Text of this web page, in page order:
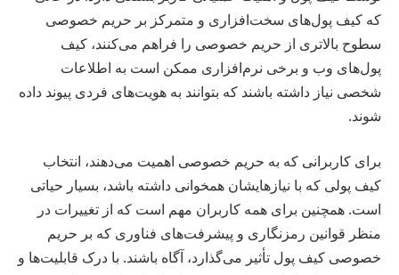
که کیف پول‌های سخت‌افزاری و متمرکز بر حریم خصوصی
سطوح بالاتری از حریم خصوصی را فراهم می‌کنند، کیف
پول‌های وب و برخی نرم‌افزاری ممکن است به اطلاعات
شخصی نیاز داشته باشند که بتوانند به هویت‌های فردی پیوند داده
شوند.
برای کاربرانی که به حریم خصوصی اهمیت می‌دهند، انتخاب
کیف پولی که با نیازهایشان همخوانی داشته باشد، بسیار حیاتی
است. همچنین برای همه کاربران مهم است که از تغییرات در
منظر قوانین رمزنگاری و پیشرفت‌های فناوری که بر حریم
خصوصی کیف پول تأثیر می‌گذارد، آگاه باشند. با درک قابلیت‌ها و